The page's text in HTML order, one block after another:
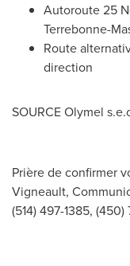
Autoroute 25
Terrebonne-
Route
direction
SOURCE Olymel
Prière de confirmer
Vigneault,
(514) 497-1385, (450)